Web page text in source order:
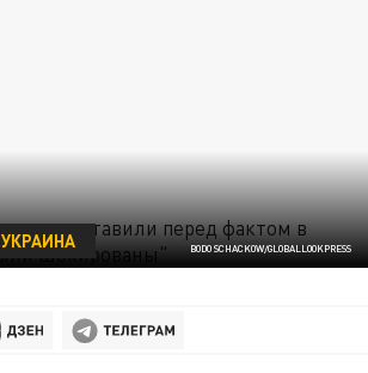
BODO SCHACKOW/GLOBALLOOKPRESS
УКРАИНА